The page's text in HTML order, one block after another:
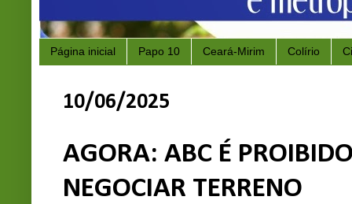
Página inicial Papo 10 Ceará-Mirim Colírio
10/06/2025
AGORA: ABC É
NEGOCIAR TERRENO